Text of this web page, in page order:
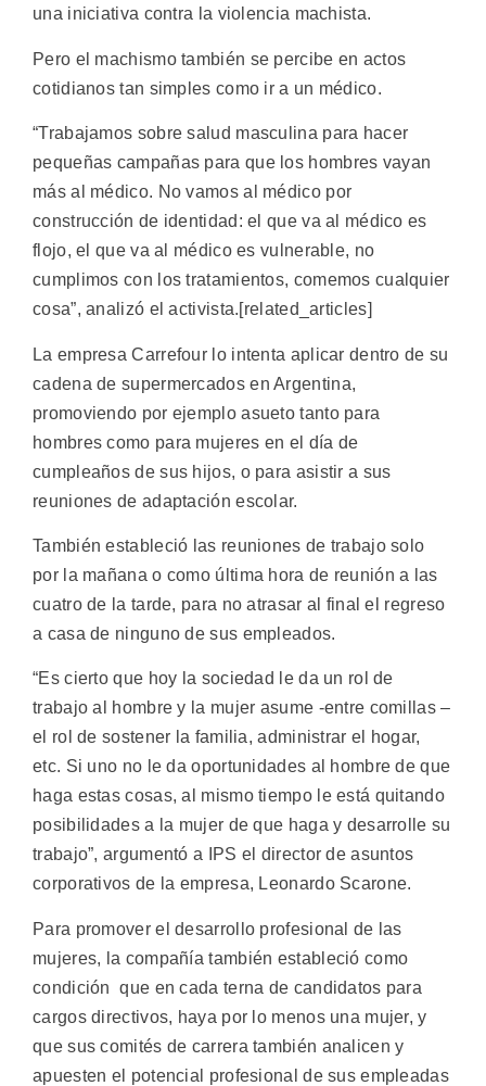
una iniciativa contra la violencia machista.
Pero el machismo también se percibe en actos
cotidianos tan simples como ir a un médico.
“Trabajamos sobre salud masculina para hacer
pequeñas campañas para que los hombres vayan
más al médico. No vamos al médico por
construcción de identidad: el que va al médico es
flojo, el que va al médico es vulnerable, no
cumplimos con los tratamientos, comemos cualquier
cosa”, analizó el activista.[related_articles]
La empresa Carrefour lo intenta aplicar dentro de su
cadena de supermercados en Argentina,
promoviendo por ejemplo asueto tanto para
hombres como para mujeres en el día de
cumpleaños de sus hijos, o para asistir a sus
reuniones de adaptación escolar.
También estableció las reuniones de trabajo solo
por la mañana o como última hora de reunión a las
cuatro de la tarde, para no atrasar al final el regreso
a casa de ninguno de sus empleados.
“Es cierto que hoy la sociedad le da un rol de
trabajo al hombre y la mujer asume -entre comillas –
el rol de sostener la familia, administrar el hogar,
etc. Si uno no le da oportunidades al hombre de que
haga estas cosas, al mismo tiempo le está quitando
posibilidades a la mujer de que haga y desarrolle su
trabajo”, argumentó a IPS el director de asuntos
corporativos de la empresa, Leonardo Scarone.
Para promover el desarrollo profesional de las
mujeres, la compañía también estableció como
condición que en cada terna de candidatos para
cargos directivos, haya por lo menos una mujer, y
que sus comités de carrera también analicen y
apuesten el potencial profesional de sus empleadas